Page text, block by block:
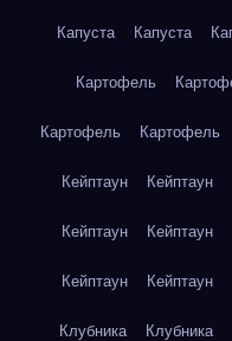
Капуста Капуста
Картофель
Картофель Картофель
Кейптаун Кейптаун
Кейптаун Кейптаун
Кейптаун Кейптаун
Клубника Клубника